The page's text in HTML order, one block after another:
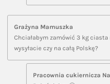
Grażyna Mamuszka
Chciałabym zamówić 3 kg
wysyłacie czy na całą Polskę?
Pracownia cukiernicza